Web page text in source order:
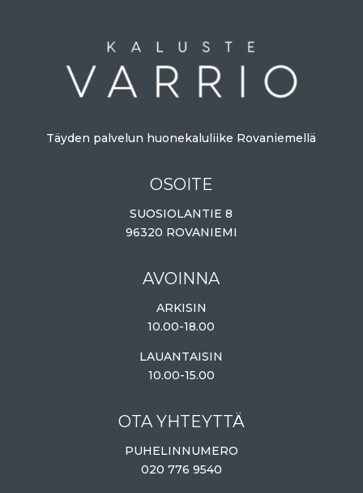
Täyden palvelun huonekaluliike Rovaniemellä
OSOITE
SUOSIOLANTIE 8
96320 ROVANIEMI
AVOINNA
ARKISIN
10.00-18.00
LAUANTAISIN
10.00-15.00
OTA YHTEYTTÄ
PUHELINNUMERO
020 776 9540